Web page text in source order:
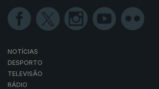
NOTÍCIAS
DESPORTO
TELEVISÃO
RÁDIO